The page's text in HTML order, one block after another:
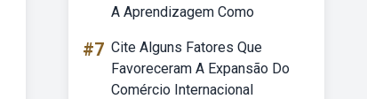
A Aprendizagem Como
#7 Cite Alguns Fatores Que
Favoreceram A Expansão Do
Comércio Internacional